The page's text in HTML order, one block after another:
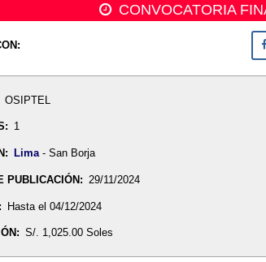
CONVOCATORIA
OSIPTEL
1
Lima- San Borja
PUBLICACIÓN: 29/11/2024
Hasta el 04/12/2024
S/. 1,025.00 Soles